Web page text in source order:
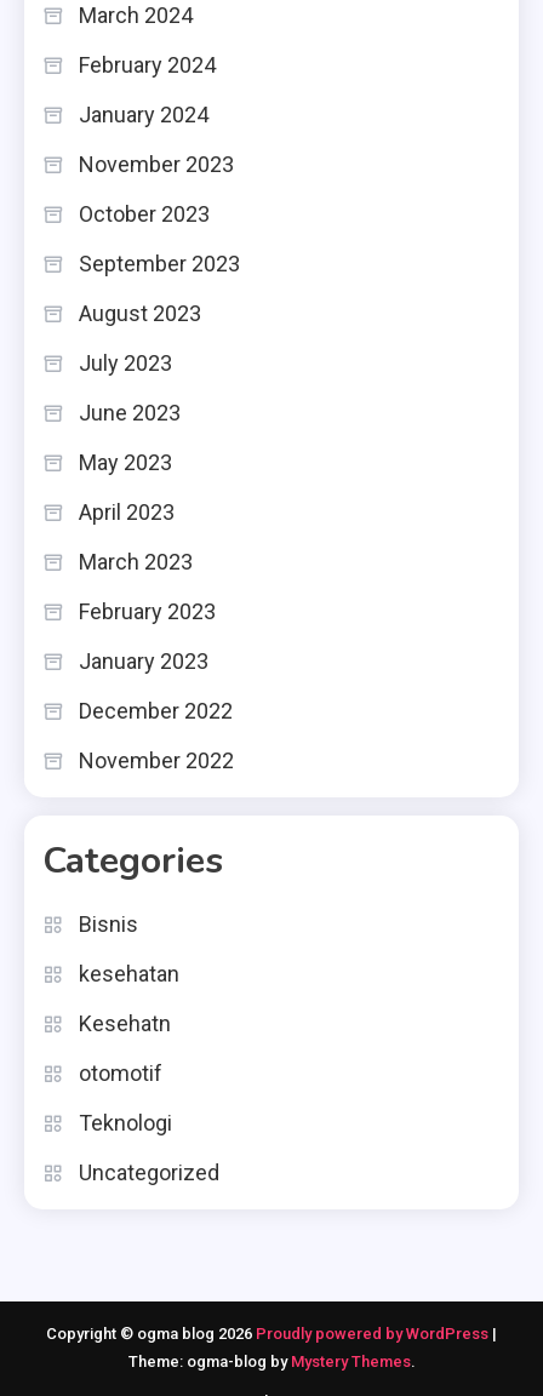
March 2024
February 2024
January 2024
November 2023
October 2023
September 2023
August 2023
July 2023
June 2023
May 2023
April 2023
March 2023
February 2023
January 2023
December 2022
November 2022
Categories
Bisnis
kesehatan
Kesehatn
otomotif
Teknologi
Uncategorized
Copyright © ogma blog 2026 Proudly powered by WordPress |
Theme: ogma-blog by Mystery Themes.